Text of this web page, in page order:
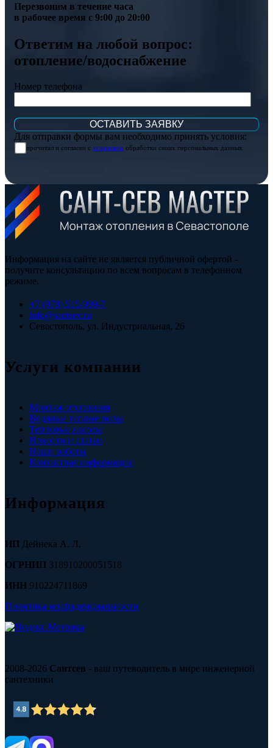
Перезвоним в течение часа
в рабочее время с 9:00 до 20:00
Ответим на любой вопрос:
отопление/водоснабжение
Номер телефона
Для отправки формы вам необходимо принять условия:
прочитал и согласен с условиями обработки своих персональных данных
Информация на сайте не является публичной офертой -
получите консультацию по всем вопросам в телефонном
режиме.
+7 (978) 515-999-7
info@santsev.ru
Севастополь, ул. Индустриальная, 26
Услуги компании
Монтаж отопления
Водяные теплые полы
Тепловые насосы
Новости и статьи
Наши работы
Контактная информация
Информация
ИП Дейнека А. Л.
ОГРНИП 318910200051518
ИНН 910224711869
Политика конфиденциальности
2008-2026 Сантсев - ваш путеводитель в мире инженерной
сантехники